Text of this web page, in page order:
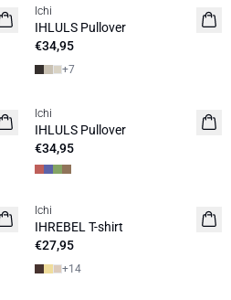
NEUHEIT
Ichi
IHLULS Pullover
€34,95
+7
NEUHEIT
Ichi
IHLULS Pullover
€34,95
NEUHEIT
Ichi
IHREBEL T-shirt
€27,95
+14